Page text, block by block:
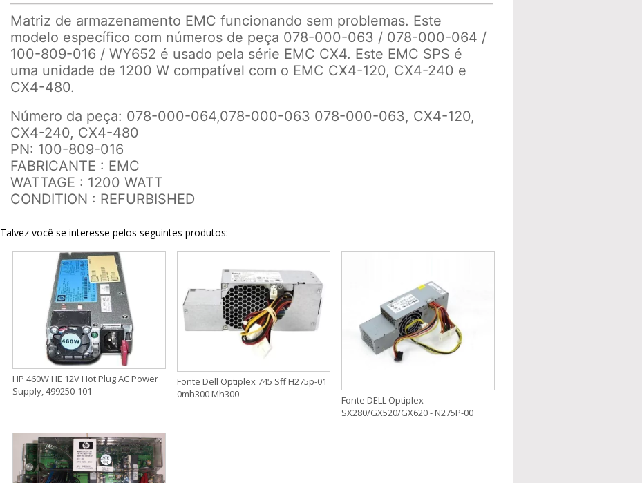
Matriz de armazenamento EMC funcionando sem problemas. Este
modelo específico com números de peça 078-000-063 / 078-000-064 /
100-809-016 / WY652 é usado pela série EMC CX4. Este EMC SPS é
uma unidade de 1200 W compatível com o EMC CX4-120, CX4-240 e
CX4-480.
Número da peça: 078-000-064,078-000-063 078-000-063, CX4-120,
CX4-240, CX4-480
PN: 100-809-016
FABRICANTE : EMC
WATTAGE : 1200 WATT
CONDITION : REFURBISHED
Talvez você se interesse pelos seguintes produtos:
HP 460W HE 12V Hot Plug AC Power
Supply, 499250-101
Fonte Dell Optiplex 745 Sff H275p-01
0mh300 Mh300
Fonte DELL Optiplex
SX280/GX520/GX620 - N275P-00